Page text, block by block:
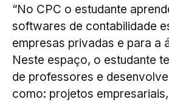
“No CPC o estudante
softwares de contabilidade
empresas privadas e para a
Neste espaço, o estudante
de professores e
como: projetos